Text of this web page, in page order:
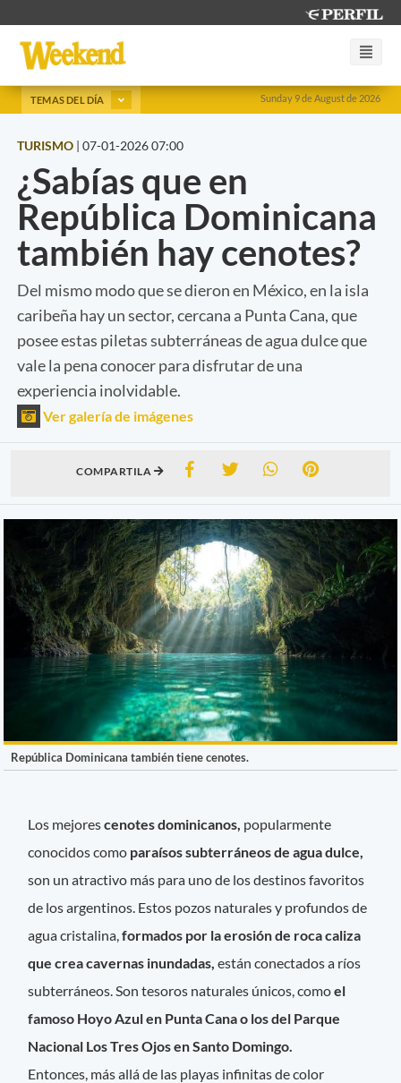
Sunday 9 de August de 2026
TEMAS DEL DÍA
TURISMO | 07-01-2026 07:00
¿Sabías que en
República Dominicana
también hay cenotes?
Del mismo modo que se dieron en México, en la isla
caribeña hay un sector, cercana a Punta Cana, que
posee estas piletas subterráneas de agua dulce que
vale la pena conocer para disfrutar de una
experiencia inolvidable.
Ver galería de imágenes
COMPARTILA
República Dominicana también tiene cenotes.
Los mejorescenotes dominicanos, popularmente
conocidos como paraísos subterráneos de agua dulce,
son un atractivo más para uno de los destinos favoritos
de los argentinos. Estos pozos naturales y profundos de
agua cristalina,formados por la erosión de roca caliza
que crea cavernas inundadas, están conectados a ríos
subterráneos. Son tesoros naturales únicos, comoel
famoso Hoyo Azul en Punta Cana o los del Parque
Nacional Los Tres Ojos en Santo Domingo.
Entonces, más allá de las playas infinitas de color